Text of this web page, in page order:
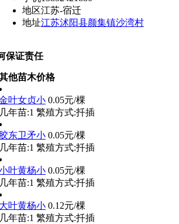
地区江苏-宿迁
地址江苏沭阳县颜集镇沙湾村
他苗木价格
叶女贞小 0.05元/棵
几年苗:1 繁殖方式:扦插
胶东卫矛小 0.05元/棵
几年苗:1 繁殖方式:扦插
叶黄杨小 0.05元/棵
几年苗:1 繁殖方式:扦插
大叶黄杨小 0.12元/棵
几年苗:1 繁殖方式:扦插
保证责任